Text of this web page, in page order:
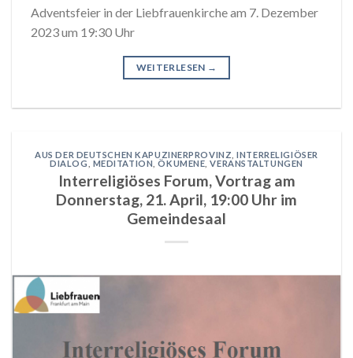
Adventsfeier in der Liebfrauenkirche am 7. Dezember
2023 um 19:30 Uhr
WEITERLESEN →
AUS DER DEUTSCHEN KAPUZINERPROVINZ ,INTERRELIGIÖSER
DIALOG
MEDITATION ,ÖKUMENE ,VERANSTALTUNGEN
Interreligiöses Forum, Vortrag am
Donnerstag, 21. April, 19:00 Uhr im
Gemeindesaal